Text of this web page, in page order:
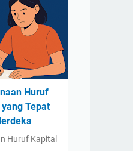
Huruf
Tepat
Huruf Kapital